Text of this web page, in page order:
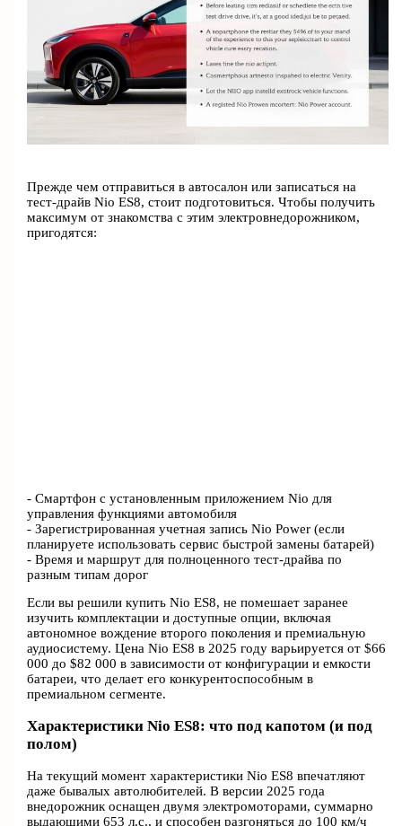
Прежде чем отправиться в автосалон или записаться на
тест-драйв Nio ES8, стоит подготовиться. Чтобы получить
максимум от знакомства с этим электровнедорожником,
пригодятся:
- Смартфон с установленным приложением Nio для
управления функциями автомобиля
- Зарегистрированная учетная запись Nio Power (если
планируете использовать сервис быстрой замены батарей)
- Время и маршрут для полноценного тест-драйва по
разным типам дорог
Если вы решили купить Nio ES8, не помешает заранее
изучить комплектации и доступные опции, включая
автономное вождение второго поколения и премиальную
аудиосистему. Цена Nio ES8 в 2025 году варьируется от $66
000 до $82 000 в зависимости от конфигурации и емкости
батареи, что делает его конкурентоспособным в
премиальном сегменте.
Характеристики Nio ES8: что под капотом (и под
полом)
На текущий момент характеристики Nio ES8 впечатляют
даже бывалых автолюбителей. В версии 2025 года
внедорожник оснащен двумя электромоторами, суммарно
выдающими 653 л.с., и способен разгоняться до 100 км/ч